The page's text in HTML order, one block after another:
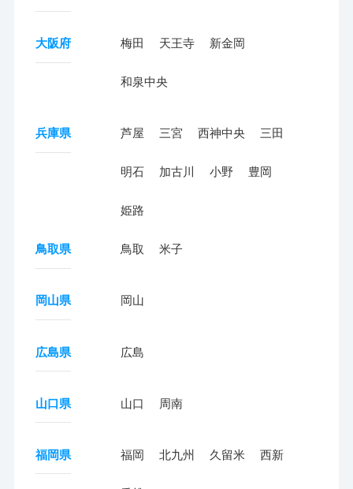
大阪府 梅田 天王寺 新金岡
和泉中央
兵庫県 芦屋 三宮 西神中央 三田
明石 加古川 小野 豊岡
姫路
鳥取県 鳥取 米子
岡山県 岡山
広島県 広島
山口県 山口 周南
福岡県 福岡 北九州 久留米 西新